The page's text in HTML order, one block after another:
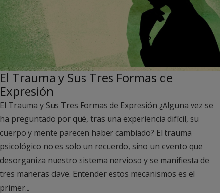
El Trauma y Sus Tres Formas de
Expresión
El Trauma y Sus Tres Formas de Expresión ¿Alguna vez se
ha preguntado por qué, tras una experiencia difícil, su
cuerpo y mente parecen haber cambiado? El trauma
psicológico no es solo un recuerdo, sino un evento que
desorganiza nuestro sistema nervioso y se manifiesta de
tres maneras clave. Entender estos mecanismos es el
primer...